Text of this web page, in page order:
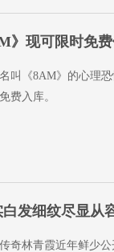
》现可限时免
叫《8AM》的心理
费入库。
发细纹尽显从
奇林青霞近年鲜少